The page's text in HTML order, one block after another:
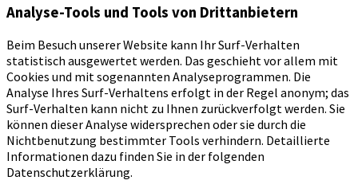
Analyse-Tools und Tools von Drittanbietern
Beim Besuch unserer Website kann Ihr Surf-Verhalten
statistisch ausgewertet werden. Das geschieht vor allem mit
Cookies und mit sogenannten Analyseprogrammen. Die
Analyse Ihres Surf-Verhaltens erfolgt in der Regel anonym; das
Surf-Verhalten kann nicht zu Ihnen zurückverfolgt werden. Sie
können dieser Analyse widersprechen oder sie durch die
Nichtbenutzung bestimmter Tools verhindern. Detaillierte
Informationen dazu finden Sie in der folgenden
Datenschutzerklärung.